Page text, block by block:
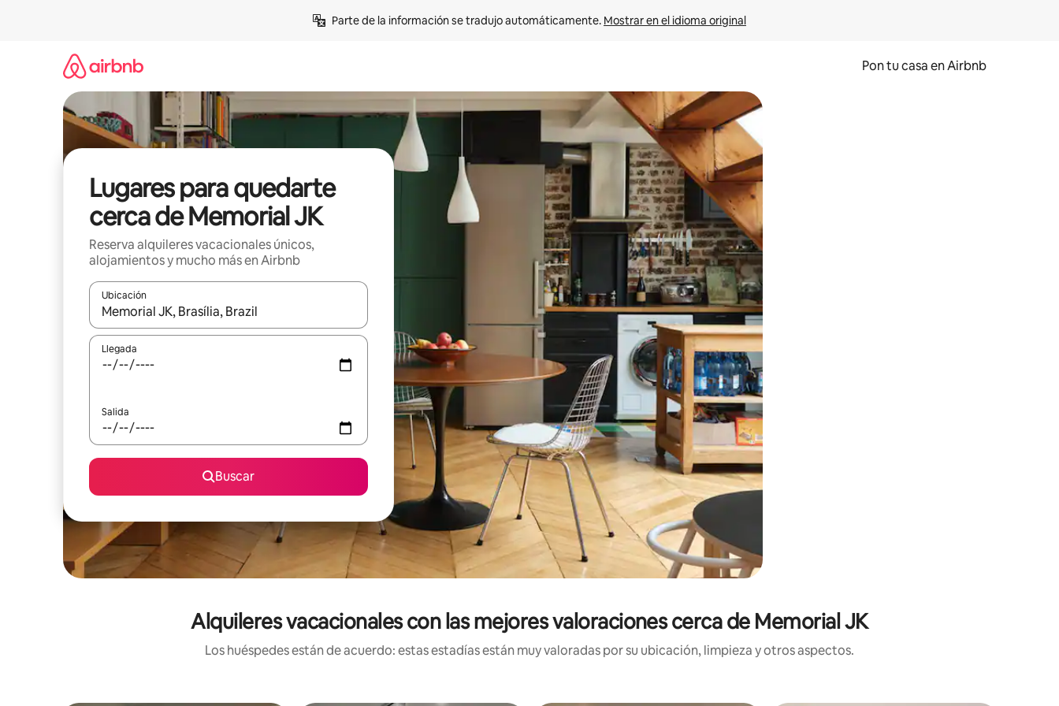
Parte de la información se tradujo automáticamente. Mostrar en el idioma original
Pon tu casa en Airbnb
Lugares para quedarte
cerca de Memorial JK
Reserva alquileres vacacionales únicos,
alojamientos y mucho más en Airbnb
Ubicación
Cuando los resultados estén disponibles, navega con las teclas de flecha hacia arriba y hacia abajo o explora con el tacto o desliza el dedo.
Llegada
Salida
Buscar
Alquileres vacacionales con las mejores valoraciones cerca de Memorial JK
Los huéspedes están de acuerdo: estas estadías están muy valoradas por su ubicación, limpieza y otros aspectos.